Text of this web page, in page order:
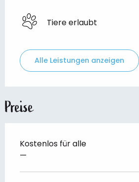
Tiere erlaubt
Alle Leistungen anzeigen
Preise
Kostenlos für alle
—